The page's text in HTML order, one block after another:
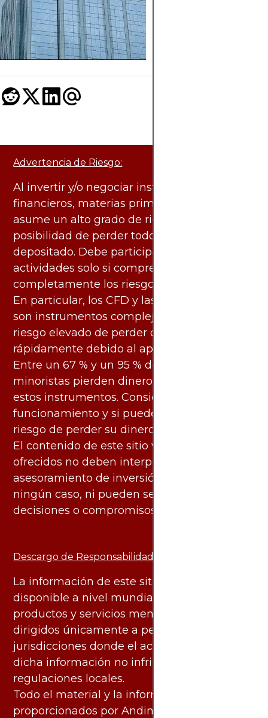
Advertencia de Riesgo:
Al invertir y/o negociar instrumentos
financieros, materias primas y otros activos,
asume un alto grado de riesgo. Existe la
posibilidad de perder todo el capital
depositado. Debe participar en estas
actividades solo si comprende
completamente los riesgos asociados.
En particular, los CFD y las criptomonedas
son instrumentos complejos y conllevan un
riesgo elevado de perder dinero
rápidamente debido al apalancamiento.
Entre un 67 % y un 95 % de los inversores
minoristas pierden dinero al negociar con
estos instrumentos. Considere si entiende su
funcionamiento y si puede asumir el alto
riesgo de perder su dinero.
El contenido de este sitio web y los servicios
ofrecidos no deben interpretarse como
asesoramiento de inversión ni financiero en
ningún caso, ni pueden servir de base para
decisiones o compromisos de ningún tipo.
Descargo de Responsabilidad:
La información de este sitio web está
disponible a nivel mundial. Sin embargo, los
productos y servicios mencionados están
dirigidos únicamente a personas en
jurisdicciones donde el acceso y uso de
dicha información no infringe leyes o
regulaciones locales.
Todo el material y la información
proporcionados por AndinoTrading.com se